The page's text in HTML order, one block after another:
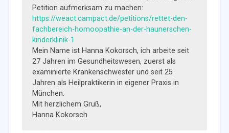
Petition aufmerksam zu machen:
https://weact.campact.de/petitions/rettet-den-
fachbereich-homoopathie-an-der-haunerschen-
kinderklinik-1
Mein Name ist Hanna Kokorsch, ich arbeite seit
27 Jahren im Gesundheitswesen, zuerst als
examinierte Krankenschwester und seit 25
Jahren als Heilpraktikerin in eigener Praxis in
München.
Mit herzlichem Gruß,
Hanna Kokorsch